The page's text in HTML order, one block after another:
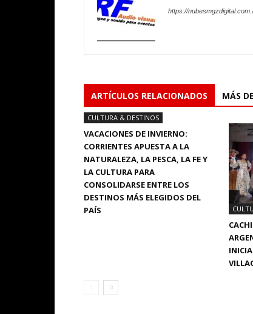
https://
ARTÍCULOS RELACIONADOS MÁS
CULTURA & DESTINOS
VACACIONES DE INVIERNO:
CORRIENTES APUESTA A LA
NATURALEZA, LA PESCA, LA FE Y
LA CULTURA PARA
CONSOLIDARSE ENTRE LOS
DESTINOS MÁS ELEGIDOS DEL
PAÍS